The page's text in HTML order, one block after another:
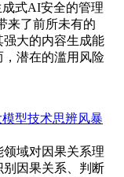
式AI安全的管理
来了前所未有的
大的内容生成能
潜在的滥用风险
型技术思辨风暴
域对因果关系理
因果关系、判断